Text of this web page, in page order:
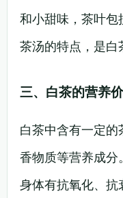
和小甜味，茶叶
茶汤的特点，是白
三、白茶的营养
白茶中含有一定
香物质等营养成
身体有抗氧化、抗